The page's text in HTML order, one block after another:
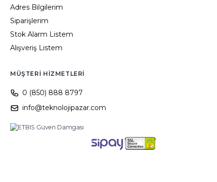
Adres Bilgilerim
Siparişlerim
Stok Alarm Listem
Alışveriş Listem
MÜŞTERI HIZMETLERI
0 (850) 888 8797
info@teknolojipazar.com